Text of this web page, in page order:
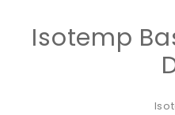
Isotemp